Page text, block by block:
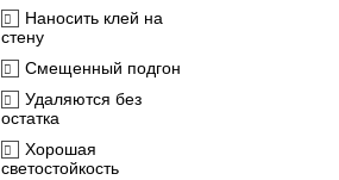
Наносить клей на
стену
Смещенный подгон
Удаляются без
остатка
Хорошая
светостойкость